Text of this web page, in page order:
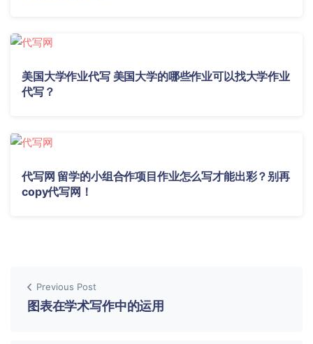
美国大学作业代写 美国大学的哪些作业可以找大学作业
代写？
代写网 留学的小组合作项目作业怎么写才能出彩？别再
copy代写网！
Previous Post
图表在学术写作中的运用